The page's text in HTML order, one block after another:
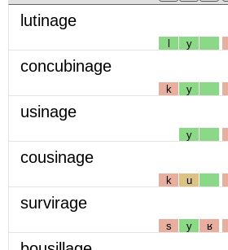
lutinage
l y
concubinage
k y
usinage
y
cousinage
k u
survirage
s y ʁ